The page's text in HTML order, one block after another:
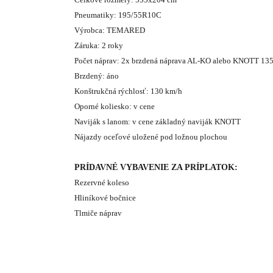
Pneumatiky: 195/55R10C
Výrobca: TEMARED
Záruka: 2 roky
Počet náprav: 2x brzdená náprava AL-KO alebo KNOTT
Brzdený: áno
Konštrukčná rýchlosť: 130 km/h
Oporné koliesko: v cene
Naviják s lanom: v cene základný naviják KNOTT
Nájazdy oceľové uložené pod ložnou plochou
PRÍDAVNÉ VYBAVENIE ZA PRÍPLATOK:
Rezervné koleso
Hliníkové bočnice
Tlmiče náprav